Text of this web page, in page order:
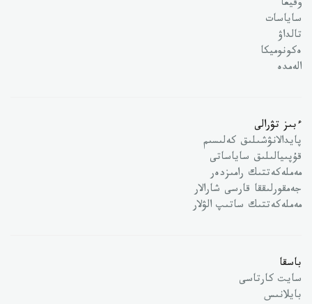
وقيعا
ساياسات
تالداۋ
ەكونوميكا
الەمدە
ءبىز تۋرالى
پايدالانۋشىلىق كەلىسىم
قۇپىيالىلىق ساياساتى
مەملەكەتتىك رامىزدەر
جەمقورلىققا قارسى شارالار
مەملەكەتتىك ساتىپ الۋلار
باسقا
سايت كارتاسى
بايلانىس